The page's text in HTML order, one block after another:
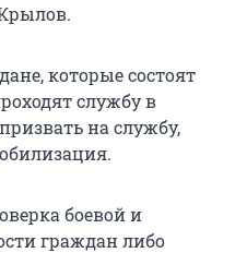
которые состоят
службу в
на службу,
боевой и
граждан либо